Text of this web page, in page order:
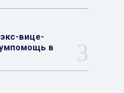
вице-
в